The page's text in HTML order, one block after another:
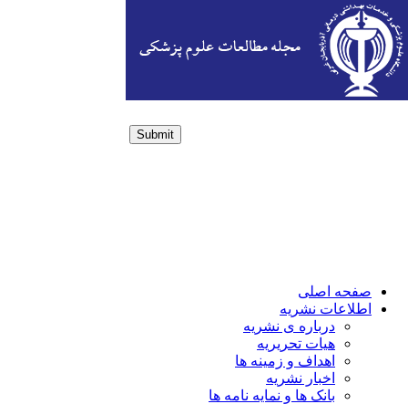
Submit
صفحه اصلی
اطلاعات نشریه
درباره ی نشریه
هیات تحریریه
اهداف و زمینه ها
اخبار نشریه
بانک ها و نمایه نامه ها